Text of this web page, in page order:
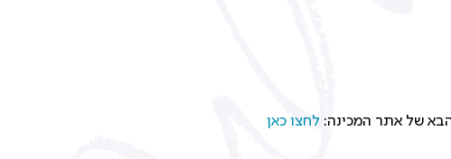
של אתר המכינה: לחצו כאן